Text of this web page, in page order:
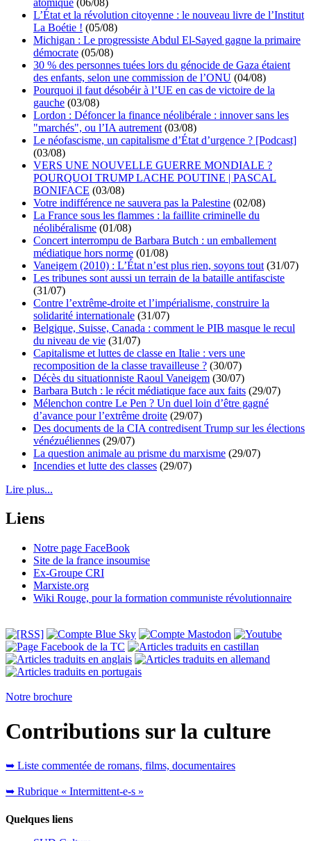
L’État et la révolution citoyenne : le nouveau livre de l’Institut
La Boétie ! (05/08)
Michigan : Le progressiste Abdul El-Sayed gagne la primaire
démocrate (05/08)
30 % des personnes tuées lors du génocide de Gaza étaient
des enfants, selon une commission de l’ONU (04/08)
Pourquoi il faut désobéir à l’UE en cas de victoire de la
gauche (03/08)
Lordon : Défoncer la finance néolibérale : innover sans les
"marchés", ou l’IA autrement (03/08)
Le néofascisme, un capitalisme d’État d’urgence ? [Podcast]
(03/08)
VERS UNE NOUVELLE GUERRE MONDIALE ?
POURQUOI TRUMP LACHE POUTINE | PASCAL
BONIFACE (03/08)
Votre indifférence ne sauvera pas la Palestine (02/08)
La France sous les flammes : la faillite criminelle du
néolibéralisme (01/08)
Concert interrompu de Barbara Butch : un emballement
médiatique hors norme (01/08)
Vaneigem (2010) : L’État n’est plus rien, soyons tout (31/07)
Les tribunes sont aussi un terrain de la bataille antifasciste
(31/07)
Contre l’extrême-droite et l’impérialisme, construire la
solidarité internationale (31/07)
Belgique, Suisse, Canada : comment le PIB masque le recul
du niveau de vie (31/07)
Capitalisme et luttes de classe en Italie : vers une
recomposition de la classe travailleuse ? (30/07)
Décès du situationniste Raoul Vaneigem (30/07)
Barbara Butch : le récit médiatique face aux faits (29/07)
Mélenchon contre Le Pen ? Un duel loin d’être gagné
d’avance pour l’extrême droite (29/07)
Des documents de la CIA contredisent Trump sur les élections
vénézuéliennes (29/07)
La question animale au prisme du marxisme (29/07)
Incendies et lutte des classes (29/07)
Lire plus...
Liens
Notre page FaceBook
Site de la france insoumise
Ex-Groupe CRI
Marxiste.org
Wiki Rouge, pour la formation communiste révolutionnaire
Notre brochure
Contributions sur la culture
➥ Liste commentée de romans, films, documentaires
➥ Rubrique « Intermittent-e-s »
Quelques liens